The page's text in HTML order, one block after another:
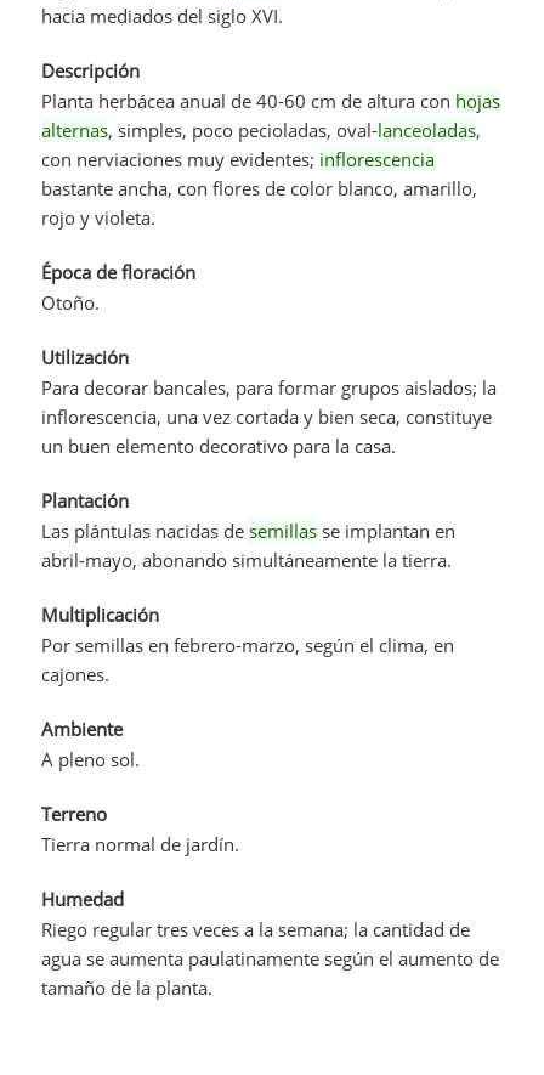
hacia mediados del siglo XVI.
Descripción
Planta herbácea anual de 40-60 cm de altura con hojas
alternas, simples, poco pecioladas, oval-lanceoladas,
con nerviaciones muy evidentes; inflorescencia
bastante ancha, con flores de color blanco, amarillo,
rojo y violeta.
Época de floración
Otoño.
Utilización
Para decorar bancales, para formar grupos aislados; la
inflorescencia, una vez cortada y bien seca, constituye
un buen elemento decorativo para la casa.
Plantación
Las plántulas nacidas de semillas se implantan en
abril-mayo, abonando simultáneamente la tierra.
Multiplicación
Por semillas en febrero-marzo, según el clima, en
cajones.
Ambiente
A pleno sol.
Terreno
Tierra normal de jardín.
Humedad
Riego regular tres veces a la semana; la cantidad de
agua se aumenta paulatinamente según el aumento de
tamaño de la planta.